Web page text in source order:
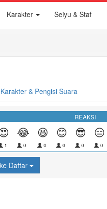
Karakter Seiyu & Staf
Karakter & Pengisi Suara
REAKSI
1
😂
0
😆
0
😊
0
😎
0
😑
0
Daftar